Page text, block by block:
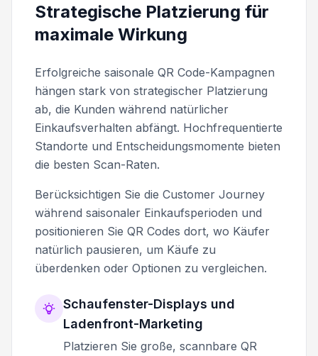
Strategische Platzierung für
maximale Wirkung
Erfolgreiche saisonale QR Code-Kampagnen
hängen stark von strategischer Platzierung
ab, die Kunden während natürlicher
Einkaufsverhalten abfängt. Hochfrequentierte
Standorte und Entscheidungsmomente bieten
die besten Scan-Raten.
Berücksichtigen Sie die Customer Journey
während saisonaler Einkaufsperioden und
positionieren Sie QR Codes dort, wo Käufer
natürlich pausieren, um Käufe zu
überdenken oder Optionen zu vergleichen.
Schaufenster-Displays und
Ladenfront-Marketing
Platzieren Sie große, scannbare QR